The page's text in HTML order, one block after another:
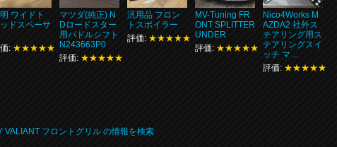
ワイドト
ドスペーサ
: ★★★★★
マツダ(純正) N
Dロードスター
用パドルシフト
N243663P0
評価: ★★★★★
汎用品 フロン
トスポイラー
評価: ★★★★★
MV-Tuning FR
ONT SPLITTER
UNDER
評価: ★★★★★
Nico4Works M
AZDA2 社外ス
テアリング用ス
テアリングスイ
ッチ マ ...
評価: ★★★★★
VALIANT フロントグリル の情報を検索